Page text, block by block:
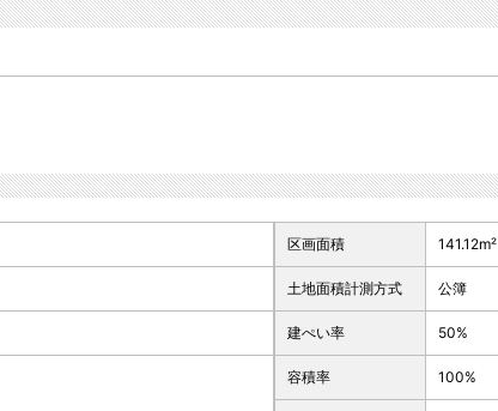
区画面積 141.12m²
土地面積計測方式 公簿
建ぺい率 50%
容積率 100%